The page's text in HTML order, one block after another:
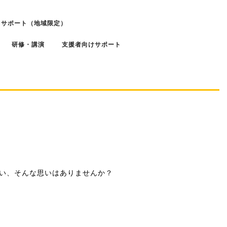
ポート（地域限定）
研修・講演 支援者向けサポート
、そんな思いはありませんか？